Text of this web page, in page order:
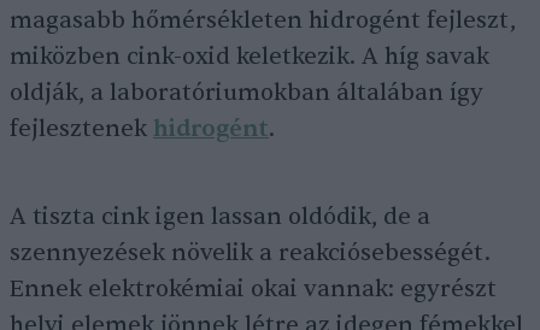
magasabb hőmérsékleten hidrogént fejleszt,
miközben cink-oxid keletkezik. A híg savak
oldják, a laboratóriumokban általában így
fejlesztenek hidrogént.
A tiszta cink igen lassan oldódik, de a
szennyezések növelik a reakciósebességét.
Ennek elektrokémiai okai vannak: egyrészt